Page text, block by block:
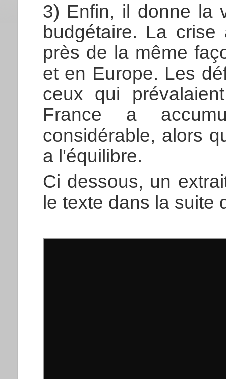
3) Enfin, il donne la
budgétaire. La
près de la même
et en Europe. Les
ceux qui
France a
considérable, alors
a l'équilibre.
Ci dessous, un
le texte dans la suite